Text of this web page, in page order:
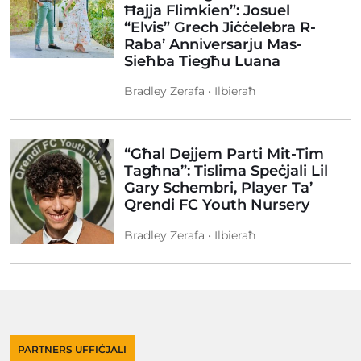
Ħajja Flimkien”: Josuel
“Elvis” Grech Jiċċelebra R-
Raba’ Anniversarju Mas-
Sieħba Tiegħu Luana
Bradley Zerafa • Ilbieraħ
“Għal Dejjem Parti Mit-Tim
Tagħna”: Tislima Speċjali Lil
Gary Schembri, Player Ta’
Qrendi FC Youth Nursery
Bradley Zerafa • Ilbieraħ
PARTNERS UFFIĊJALI